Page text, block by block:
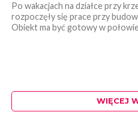
Po wakacjach na działce przy
rozpoczęły się prace przy
Obiekt ma być gotowy w
WIĘCEJ